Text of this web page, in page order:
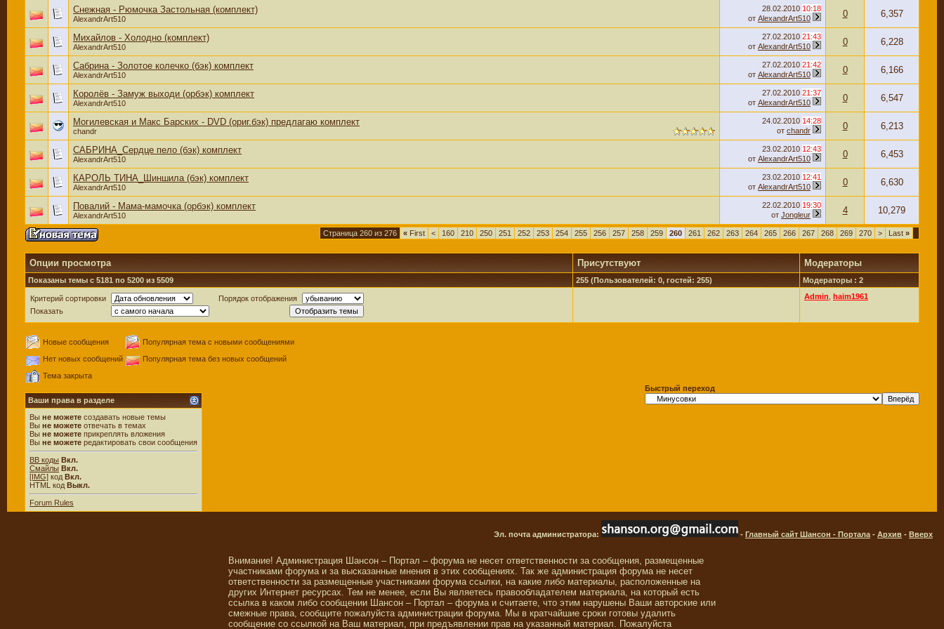
Снежная - Рюмочка Застольная (комплект)
AlexandrArt510
28.02.2010 10:18
от AlexandrArt510 0 6,357
Михайлов - Холодно (комплект)
AlexandrArt510
27.02.2010 21:43
от AlexandrArt510 0 6,228
Сабрина - Золотое колечко (бэк) комплект
AlexandrArt510
27.02.2010 21:42
от AlexandrArt510 0 6,166
Королёв - Замуж выходи (орбэк) комплект
AlexandrArt510
27.02.2010 21:37
от AlexandrArt510 0 6,547
Могилевская и Макс Барских - DVD (ориг.бэк) предлагаю комплект
chandr
24.02.2010 14:28
от chandr 0 6,213
САБРИНА_Сердце пело (бэк) комплект
AlexandrArt510
23.02.2010 12:43
от AlexandrArt510 0 6,453
КАРОЛЬ ТИНА_Шиншила (бэк) комплект
AlexandrArt510
23.02.2010 12:41
от AlexandrArt510 0 6,630
Повалий - Мама-мамочка (орбэк) комплект
AlexandrArt510
22.02.2010 19:30
от Jongleur 4 10,279
Страница 260 из 276 « First < 160 210 250 251 252 253 254 255 256 257 258 259 260 261 262 263 264 265 266 267 268 269 270 > Last »
Опции просмотра Присутствуют Модераторы
Показаны темы с 5181 по 5200 из 5509 255 (Пользователей: 0, гостей: 255) Модераторы : 2
Критерий сортировки
Порядок отображения
Показать
Admin haim1961
Новые сообщения
Популярная тема с новыми сообщениями
Нет новых сообщений
Популярная тема без новых сообщений
Тема закрыта
Ваши права в разделе
Вы не можете создавать новые темы
Вы не можете отвечать в темах
Вы не можете прикреплять вложения
Вы не можете редактировать свои сообщения
BB коды Вкл.
Смайлы Вкл.
[IMG] код Вкл.
HTML код Выкл.
Forum Rules
Быстрый переход
Эл. почта администратора: - Главный сайт Шансон - Портала - Архив - Вверх
Внимание! Администрация Шансон – Портал – форума не несет ответственности за сообщения, размещенные
участниками форума и за высказанные мнения в этих сообщениях. Так же администрация форума не несет
ответственности за размещенные участниками форума ссылки, на какие либо материалы, расположенные на
других Интернет ресурсах. Тем не менее, если Вы являетесь правообладателем материала, на который есть
ссылка в каком либо сообщении Шансон – Портал – форума и считаете, что этим нарушены Ваши авторские или
смежные права, сообщите пожалуйста администрации форума. Мы в кратчайшие сроки готовы удалить
сообщение со ссылкой на Ваш материал, при предъявлении прав на указанный материал. Пожалуйста